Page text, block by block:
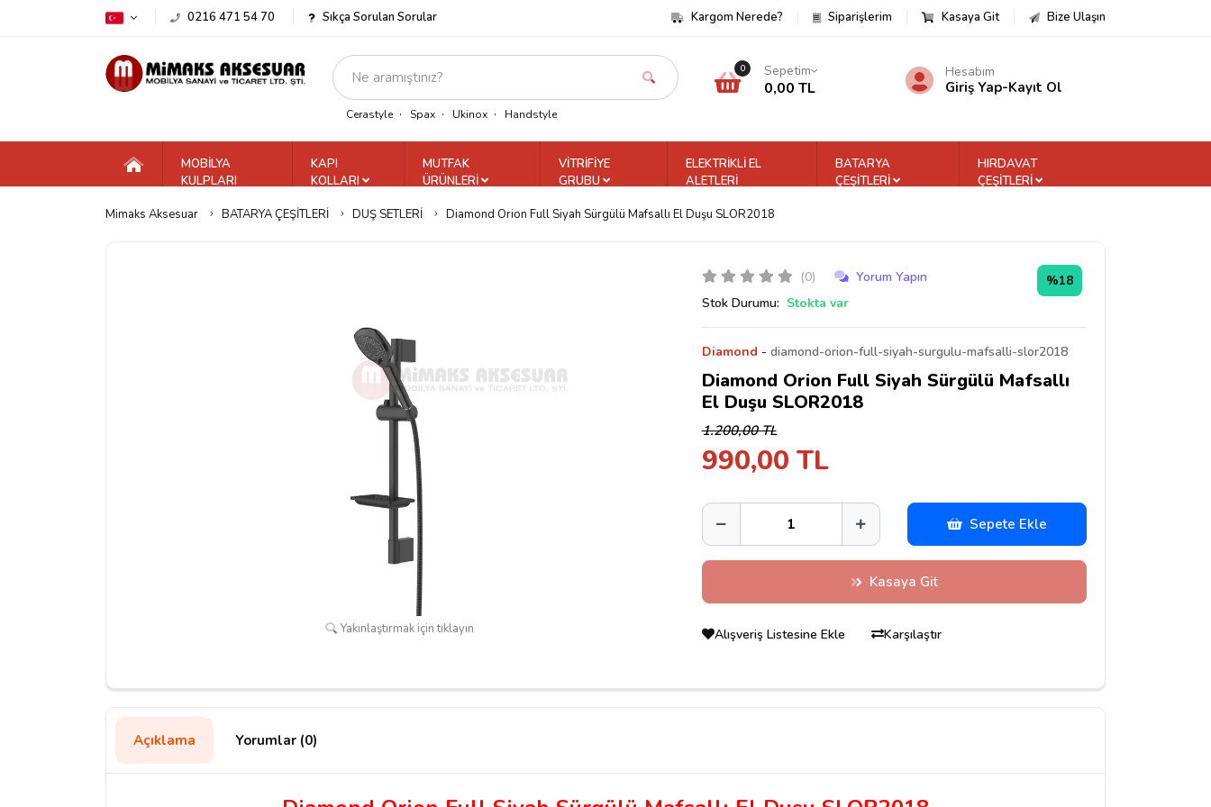
0216 471 54 70 Sıkça Sorulan Sorular Kargom Nerede? Siparişlerim Kasaya Git Bize Ulaşın
Cerastyle Spax Ukinox Handstyle
0 Sepetim
0,00 TL
Hesabım
Giriş Yap-Kayıt Ol
MOBİLYA
KULPLARI
KAPI
KOLLARI
MUTFAK
ÜRÜNLERİ
VİTRİFİYE
GRUBU
ELEKTRİKLİ EL
ALETLERİ
BATARYA
ÇEŞİTLERİ
HIRDAVAT
ÇEŞİTLERİ
Mimaks Aksesuar BATARYA ÇEŞİTLERİ DUŞ SETLERİ Diamond Orion Full Siyah Sürgülü Mafsallı El Duşu SLOR2018
Yakınlaştırmak için tıklayın
(0)
Yorum Yapın
Stok Durumu: Stokta var
%18
Diamond - diamond-orion-full-siyah-surgulu-mafsalli-slor2018
Diamond Orion Full Siyah Sürgülü Mafsallı
El Duşu SLOR2018
1.200,00 TL
990,00 TL
Sepete Ekle
Kasaya Git
Alışveriş Listesine Ekle Karşılaştır
Açıklama Yorumlar (0)